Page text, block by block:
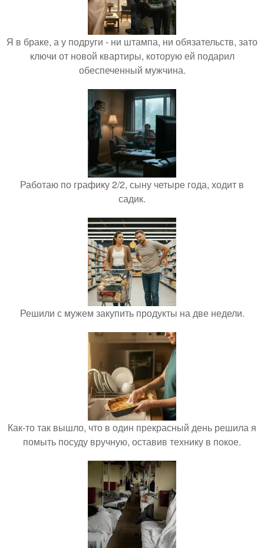
Я в браке, а у подруги - ни штампа, ни обязательств, зато
ключи от новой квартиры, которую ей подарил
обеспеченный мужчина.
Работаю по графику 2/2, сыну четыре года, ходит в
садик.
Решили с мужем закупить продукты на две недели.
Как-то так вышло, что в один прекрасный день решила я
помыть посуду вручную, оставив технику в покое.